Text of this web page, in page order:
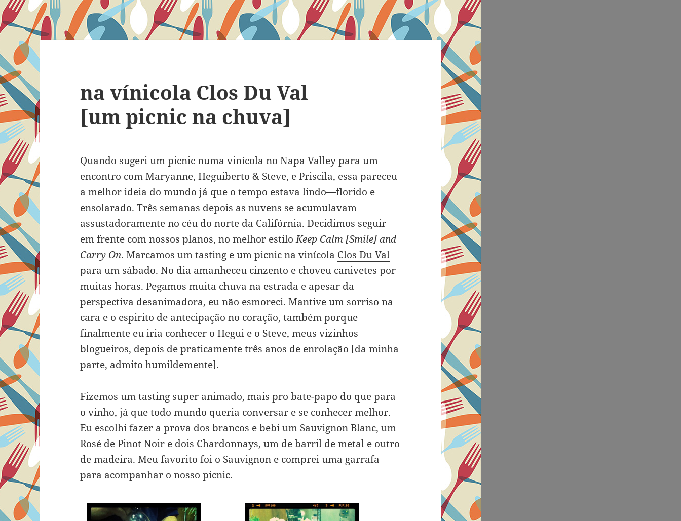
na vínicola Clos Du Val
[um picnic na chuva]
Quando sugeri um picnic numa vinícola no Napa Valley para um
encontro comMaryanne,Heguiberto & Steve, ePriscila, essa pareceu
a melhor ideia do mundo já que o tempo estava lindo—florido e
ensolarado. Três semanas depois as nuvens se acumulavam
assustadoramente no céu do norte da Califórnia. Decidimos seguir
em frente com nossos planos, no melhor estiloKeep Calm [Smile] and
Carry On. Marcamos um tasting e um picnic na vinícola Clos Du Val
para um sábado. No dia amanheceu cinzento e choveu canivetes por
muitas horas. Pegamos muita chuva na estrada e apesar da
perspectiva desanimadora, eu não esmoreci. Mantive um sorriso na
cara e o espirito de antecipação no coração, também porque
finalmente eu iria conhecer o Hegui e o Steve, meus vizinhos
blogueiros, depois de praticamente três anos de enrolação [da minha
parte, admito humildemente].
Fizemos um tasting super animado, mais pro bate-papo do que para
o vinho, já que todo mundo queria conversar e se conhecer melhor.
Eu escolhi fazer a prova dos brancos e bebi um Sauvignon Blanc, um
Rosé de Pinot Noir e dois Chardonnays, um de barril de metal e outro
de madeira. Meu favorito foi o Sauvignon e comprei uma garrafa
para acompanhar o nosso picnic.